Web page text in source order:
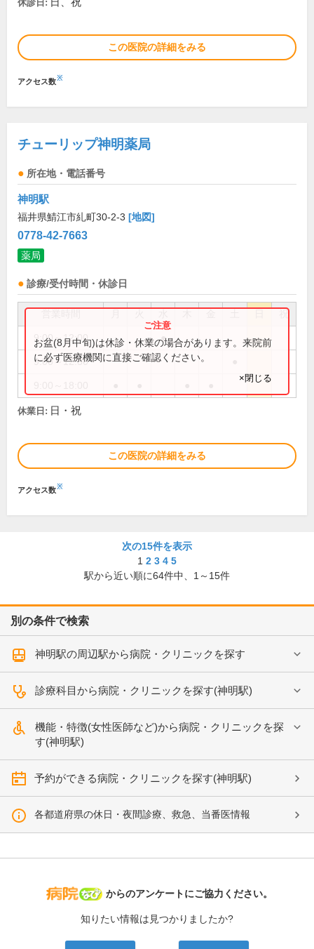
休診日:
この医院の詳細をみる
アクセス数※
チューリップ神明薬局
所在地・電話番号
神明駅
福井県鯖江市糺町30-2-3 [地図]
0778-42-7663
薬局
診療/受付時間・休診日
祝
9:00～12:00 ●
9:00～12:30
お盆(8月中旬)は休診・休業の場合があります。来院前
に必ず医療機関に直接ご確認ください。
×閉じる
休業日: 日・祝
この医院の詳細をみる
アクセス数※
次の15件を表示
1 2 3 4 5
駅から近い順に64件中、 1～15件
別の条件で検索
神明駅の周辺駅から病院・クリニックを探す
診療科目から病院・クリニックを探す(神明駅)
機能・特徴(女性医師など)から病院・クリニックを探
す(神明駅)
予約ができる病院・クリニックを探す(神明駅)
各都道府県の休日・夜間診療、救急、当番医情報
病院なび
からのアンケートにご協力ください。
知りたい情報は見つかりましたか?